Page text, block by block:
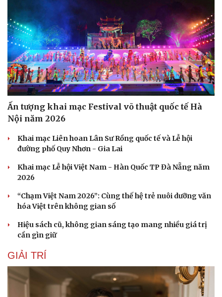
Du lịch
Săn Tour
check-in
Cửa sổ tình yêu
Kể chuyện cho bé
Hạt giống tâm hồn
Ấn tượng khai mạc Festival võ thuật quốc tế Hà
Nội năm 2026
Khai mạc Liên hoan Lân Sư Rồng quốc tế và Lễ hội
đường phố Quy Nhơn - Gia Lai
Khai mạc Lễ hội Việt Nam - Hàn Quốc TP Đà Nẵng năm
2026
“Chạm Việt Nam 2026”: Cùng thế hệ trẻ nuôi dưỡng văn
hóa Việt trên không gian số
Hiệu sách cũ, không gian sáng tạo mang nhiều giá trị
cần gìn giữ
GIẢI TRÍ